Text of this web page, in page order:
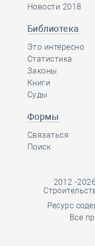
Новости 2018
Библиотека
Это интересно
Статистика
Законы
Книги
Суды
Формы
Связаться
Поиск
2012 -
Ресурс
Все